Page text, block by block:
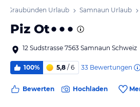
Graubünden Urlaub Samnaun Urlaub
Piz Ot
12 Sudstrasse 7563 Samnaun Schweiz
100% 5,8 / 6 33 Bewertungen
Bewerten Hochladen